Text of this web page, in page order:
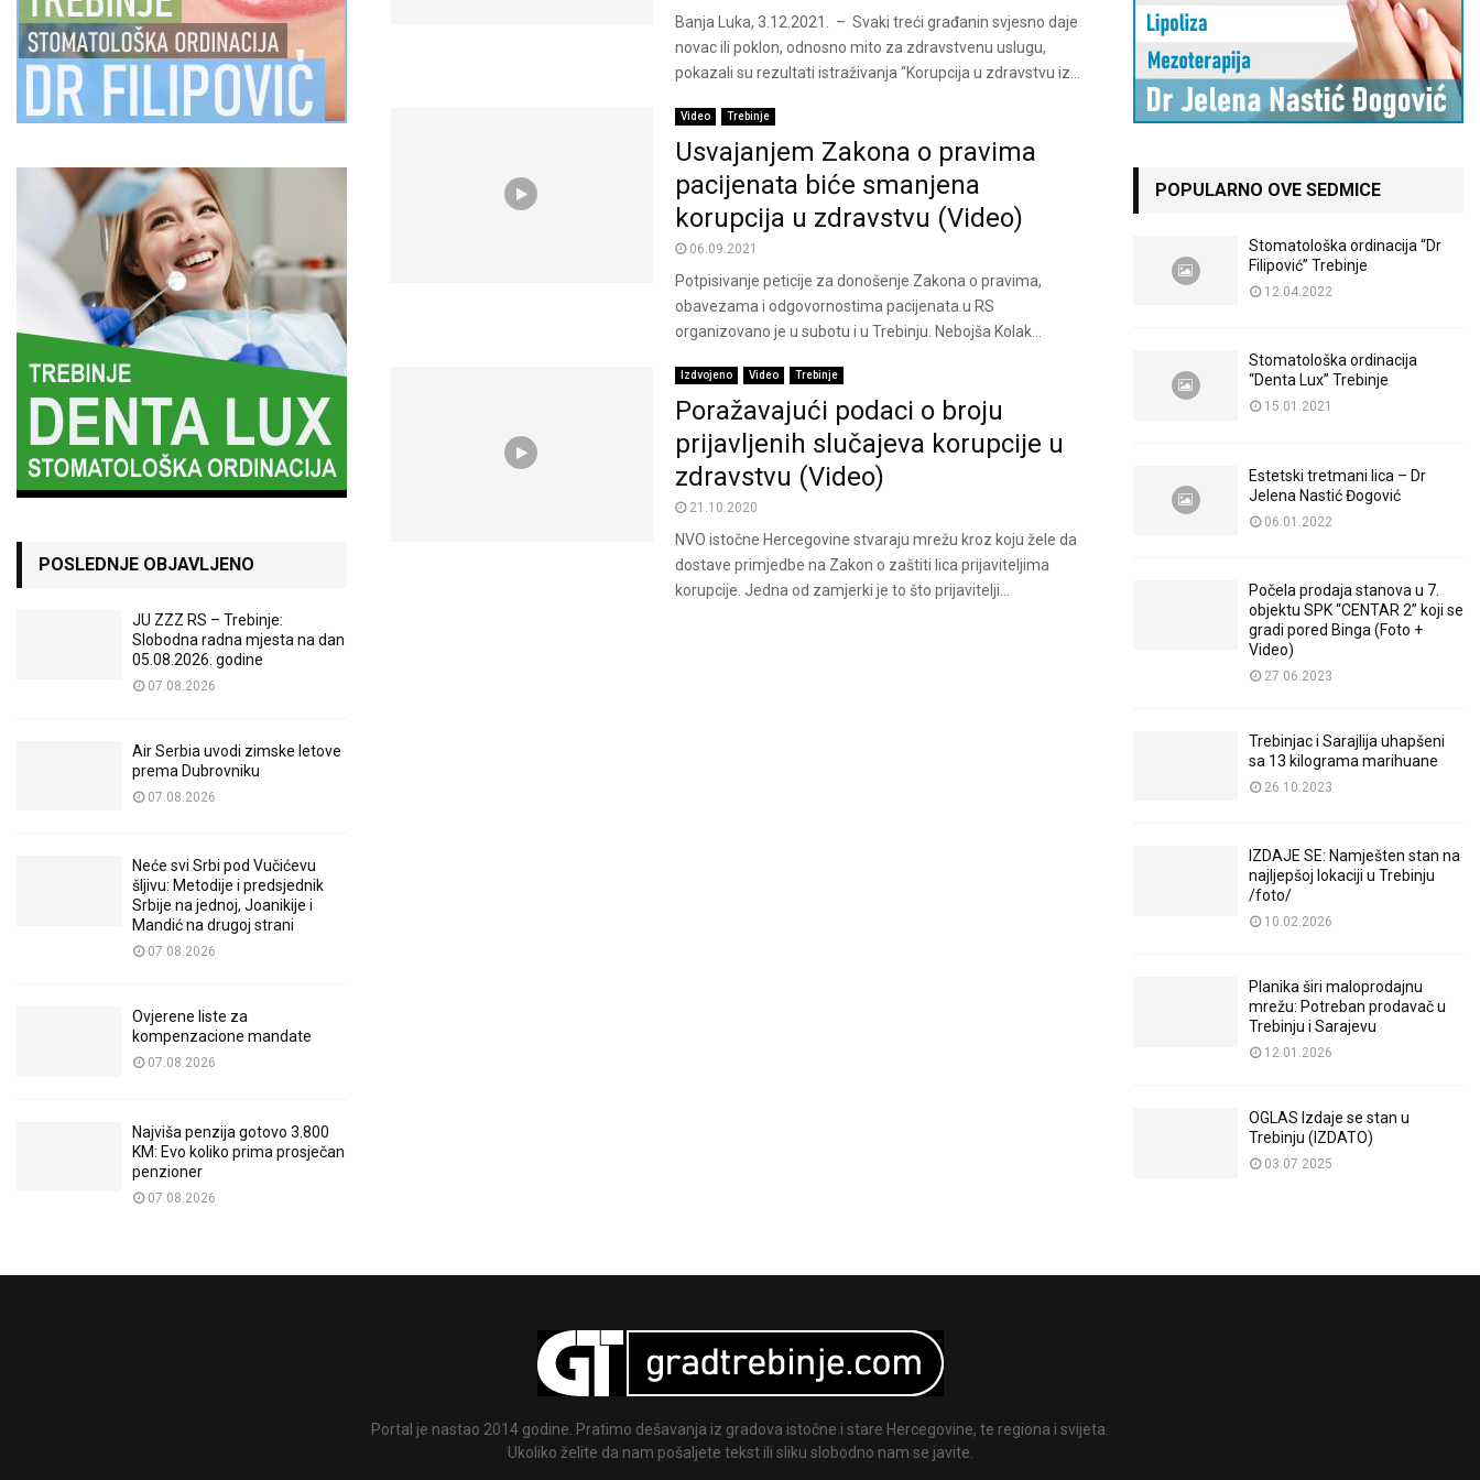
Banja Luka, 3.12.2021. – Svaki treći građanin svjesno daje
novac ili poklon, odnosno mito za zdravstvenu uslugu,
pokazali su rezultati istraživanja “Korupcija u zdravstvu iz...
Video Trebinje
Usvajanjem Zakona o pravima
pacijenata biće smanjena
korupcija u zdravstvu (Video)
06.09.2021
Potpisivanje peticije za donošenje Zakona o pravima,
obavezama i odgovornostima pacijenata u RS
organizovano je u subotu i u Trebinju. Nebojša Kolak...
Izdvojeno Video Trebinje
Poražavajući podaci o broju
prijavljenih slučajeva korupcije u
zdravstvu (Video)
21.10.2020
NVO istočne Hercegovine stvaraju mrežu kroz koju žele da
dostave primjedbe na Zakon o zaštiti lica prijaviteljima
korupcije. Jedna od zamjerki je to što prijavitelji...
POSLEDNJE OBJAVLJENO
JU ZZZ RS – Trebinje:
Slobodna radna mjesta na dan
05.08.2026. godine
07.08.2026
Air Serbia uvodi zimske letove
prema Dubrovniku
07.08.2026
Neće svi Srbi pod Vučićevu
šljivu: Metodije i predsjednik
Srbije na jednoj, Joanikije i
Mandić na drugoj strani
07.08.2026
Ovjerene liste za
kompenzacione mandate
07.08.2026
Najviša penzija gotovo 3.800
KM: Evo koliko prima prosječan
penzioner
07.08.2026
POPULARNO OVE SEDMICE
Stomatološka ordinacija “Dr
Filipović” Trebinje
12.04.2022
Stomatološka ordinacija
“Denta Lux” Trebinje
15.01.2021
Estetski tretmani lica – Dr
Jelena Nastić Đogović
06.01.2022
Počela prodaja stanova u 7.
objektu SPK “CENTAR 2” koji se
gradi pored Binga (Foto +
Video)
27.06.2023
Trebinjac i Sarajlija uhapšeni
sa 13 kilograma marihuane
26.10.2023
IZDAJE SE: Namješten stan na
najljepšoj lokaciji u Trebinju
/foto/
10.02.2026
Planika širi maloprodajnu
mrežu: Potreban prodavač u
Trebinju i Sarajevu
12.01.2026
OGLAS Izdaje se stan u
Trebinju (IZDATO)
03.07.2025
Portal je nastao 2014 godine. Pratimo dešavanja iz gradova istočne i stare Hercegovine, te regiona i svijeta.
Ukoliko želite da nam pošaljete tekst ili sliku slobodno nam se javite.